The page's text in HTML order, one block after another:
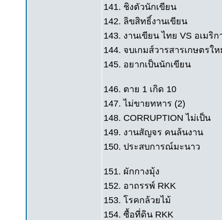
141. ชิงตัวนักเขียน
142. ลิขสิทธิ์งานเขียน
143. งานเขียน ไทย VS อเมริก
144. จบเกมส์วารสารเกษตรใ
145. อยากเป็นนักเขียน
146. ตาย 1 เกิด 10
147. ไม่ขายทหาร (2)
148. CORRUPTION ไม่เป็น
149. งานสัญจร คนล้นงาน
150. ประสบการณ์มะนาว
151. ผักกางมุ้ง
152. อาถรรพ์ RKK
153. โรคกล้วยไม้
154. ซื้อที่ดิน RKK